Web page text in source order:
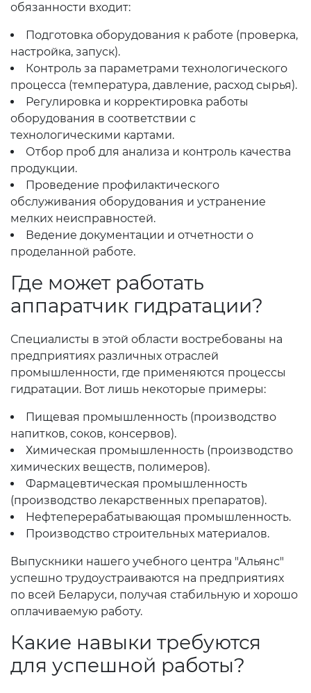
обязанности входит:
Подготовка оборудования к работе (проверка,
настройка, запуск).
Контроль за параметрами технологического
процесса (температура, давление, расход сырья).
Регулировка и корректировка работы
оборудования в соответствии с
технологическими картами.
Отбор проб для анализа и контроль качества
продукции.
Проведение профилактического
обслуживания оборудования и устранение
мелких неисправностей.
Ведение документации и отчетности о
проделанной работе.
Где может работать
аппаратчик гидратации?
Специалисты в этой области востребованы на
предприятиях различных отраслей
промышленности, где применяются процессы
гидратации. Вот лишь некоторые примеры:
Пищевая промышленность (производство
напитков, соков, консервов).
Химическая промышленность (производство
химических веществ, полимеров).
Фармацевтическая промышленность
(производство лекарственных препаратов).
Нефтеперерабатывающая промышленность.
Производство строительных материалов.
Выпускники нашего учебного центра "Альянс"
успешно трудоустраиваются на предприятиях
по всей Беларуси, получая стабильную и хорошо
оплачиваемую работу.
Какие навыки требуются
для успешной работы?